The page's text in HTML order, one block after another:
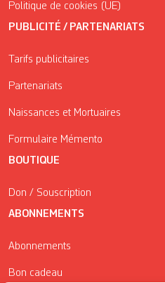
Politique de cookies (UE)
PUBLICITÉ / PARTENARIATS
Tarifs publicitaires
Partenariats
Naissances et Mortuaires
Formulaire Mémento
BOUTIQUE
Don / Souscription
ABONNEMENTS
Abonnements
Bon cadeau